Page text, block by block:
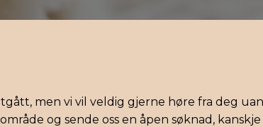
men vi vil veldig gjerne høre fra deg
og sende oss en åpen søknad,